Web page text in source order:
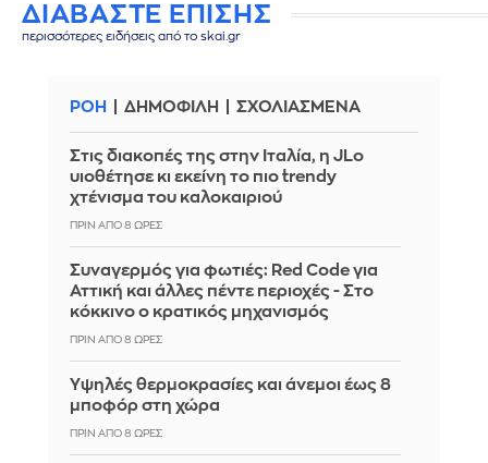
ΔΙΑΒΑΣΤΕ ΕΠΙΣΗΣ
περισσότερες ειδήσεις από το skai.gr
ΡΟΗ ΔΗΜΟΦΙΛΗ ΣΧΟΛΙΑΣΜΕΝΑ
Στις διακοπές της στην Ιταλία, η JLo
υιοθέτησε κι εκείνη το πιο trendy
χτένισμα του καλοκαιριού
ΠΡΙΝ ΑΠΌ 8 ΏΡΕΣ
Συναγερμός για φωτιές: Red Code για
Αττική και άλλες πέντε περιοχές - Στο
κόκκινο ο κρατικός μηχανισμός
ΠΡΙΝ ΑΠΌ 8 ΏΡΕΣ
Υψηλές θερμοκρασίες και άνεμοι έως 8
μποφόρ στη χώρα
ΠΡΙΝ ΑΠΌ 8 ΏΡΕΣ